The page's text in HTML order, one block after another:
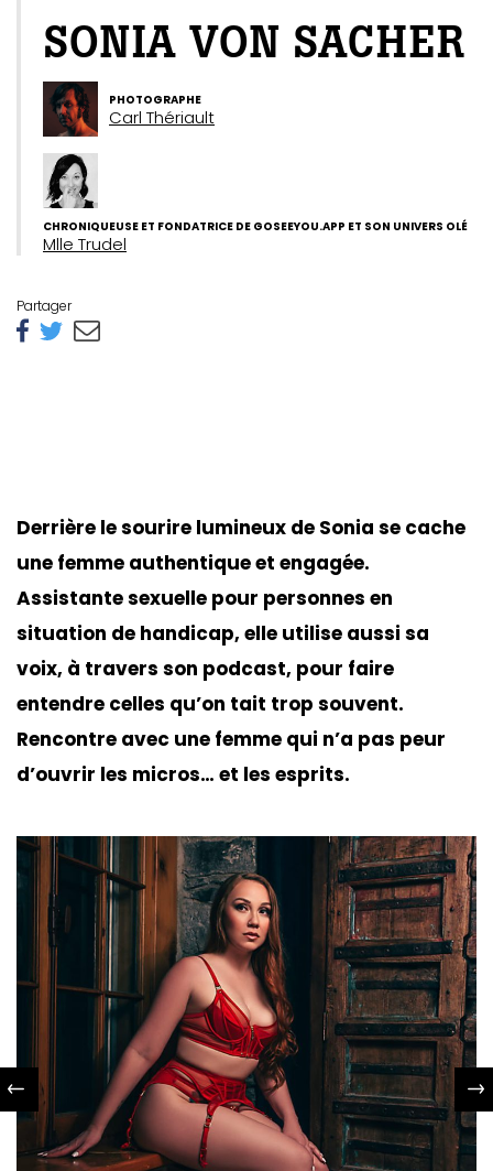
SONIA VON SACHER
PHOTOGRAPHE
Carl Thériault
CHRONIQUEUSE ET FONDATRICE DE GOSEEYOU.APP ET SON UNIVERS OLÉ
Mlle Trudel
Partager
Derrière le sourire lumineux de Sonia se cache
une femme authentique et engagée.
Assistante sexuelle pour personnes en
situation de handicap, elle utilise aussi sa
voix, à travers son podcast, pour faire
entendre celles qu’on tait trop souvent.
Rencontre avec une femme qui n’a pas peur
d’ouvrir les micros… et les esprits.